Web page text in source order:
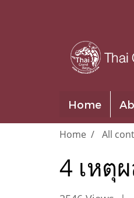
Home
Home All
4 เหตุ